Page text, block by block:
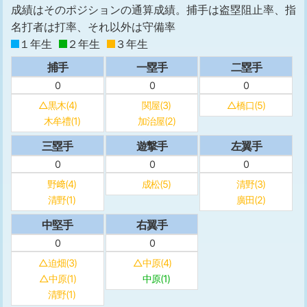
成績はそのポジションの通算成績。捕手は盗塁阻止率、指
名打者は打率、それ以外は守備率
１年生
２年生
３年生
捕手
0
△黒木(4)
木牟禮(1)
一塁手
0
関屋(3)
加治屋(2)
二塁手
0
△橋口(5)
三塁手
0
野﨑(4)
清野(1)
遊撃手
0
成松(5)
左翼手
0
清野(3)
廣田(2)
中堅手
0
△迫畑(3)
△中原(1)
清野(1)
右翼手
0
△中原(4)
中原(1)